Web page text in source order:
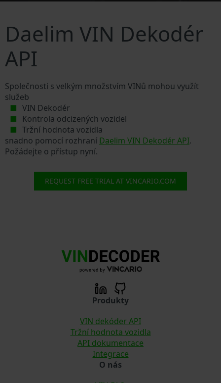
Daelim VIN Dekodér
API
Společnosti s velkým množstvím VINů mohou využít
služeb
VIN Dekodér
Kontrola odcizených vozidel
Tržní hodnota vozidla
snadno pomocí rozhraní Daelim VIN Dekodér API.
Požádejte o přístup nyní.
REQUEST FREE TRIAL AT VINCARIO.COM
Produkty
VIN dekóder API
Tržní hodnota vozidla
API dokumentace
Integrace
O nás